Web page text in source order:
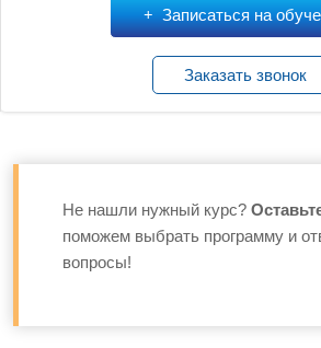
Записаться на
Заказать звонок
Не нашли нужный курс?
поможем выбрать программу и
вопросы!